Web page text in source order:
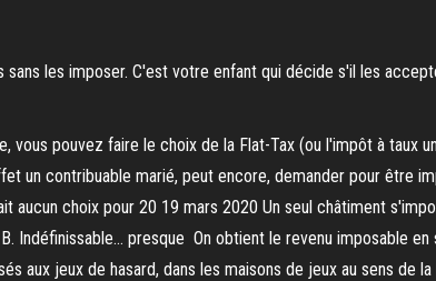
les imposer. C'est votre enfant qui décide s'il les
pouvez faire le choix de la Flat-Tax (ou l'impôt à taux
un contribuable marié, peut encore, demander pour être
aucun choix pour 20 19 mars 2020 Un seul châtiment
Indéfinissable… presque On obtient le revenu imposable
aux jeux de hasard, dans les maisons de jeux au sens de